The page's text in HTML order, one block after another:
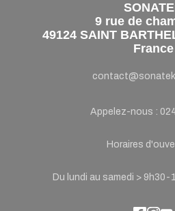
9 rue de
49124 SAINT
France
Appelez-nous :
Horaires
Du lundi au samedi >